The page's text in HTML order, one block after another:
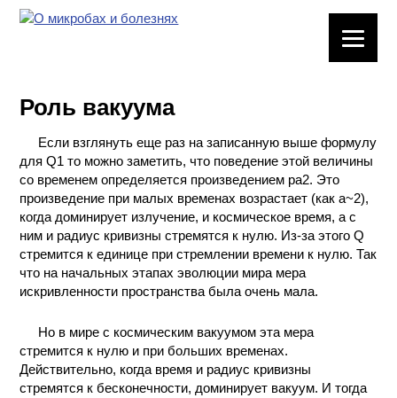
ХИМИЧЕСКАЯ
ВРЕДНЫЕ
ФАКТОРЫ
МЕТОДЫ
ПРАКТИЧЕСКОЙ
ХИМИИ
ПРОИЗВОДСТВЕ
И ХИМИЧЕСКАЯ
ТЕХНОЛОГИЯ
Роль вакуума
Если взглянуть еще раз на записанную выше формулу
для Q1 то можно заметить, что поведение этой величины
со временем определяется произведением ра2. Это
произведение при малых временах возрастает (как а~2),
когда доминирует излучение, и космическое время, а с
ним и радиус кривизны стремятся к нулю. Из-за этого Q
стремится к единице при стремлении времени к нулю. Так
что на начальных этапах эволюции мира мера
искривленности пространства была очень мала.
Но в мире с космическим вакуумом эта мера
стремится к нулю и при больших временах.
Действительно, когда время и радиус кривизны
стремятся к бесконечности, доминирует вакуум. И тогда